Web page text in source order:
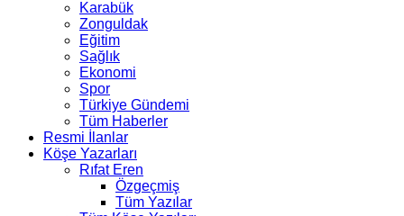
Karabük
Zonguldak
Eğitim
Sağlık
Ekonomi
Spor
Türkiye Gündemi
Tüm Haberler
Resmi İlanlar
Köşe Yazarları
Rıfat Eren
Özgeçmiş
Tüm Yazılar